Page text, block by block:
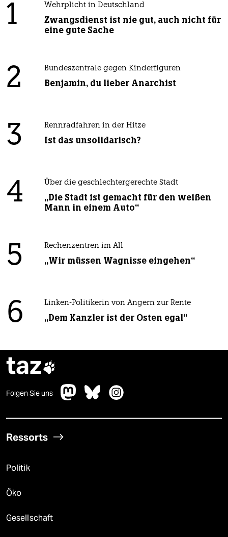
1 Wehrplicht in Deutschland
Zwangsdienst ist nie gut, auch nicht für
eine gute Sache
2 Bundeszentrale gegen Kinderfiguren
Benjamin, du lieber Anarchist
3 Rennradfahren in der Hitze
Ist das unsolidarisch?
4 Über die geschlechtergerechte Stadt
„Die Stadt ist gemacht für den weißen
Mann in einem Auto“
5 Rechenzentren im All
„Wir müssen Wagnisse eingehen“
6 Linken-Politikerin von Angern zur Rente
„Dem Kanzler ist der Osten egal“
taz
Folgen Sie uns
Ressorts
Politik
Öko
Gesellschaft